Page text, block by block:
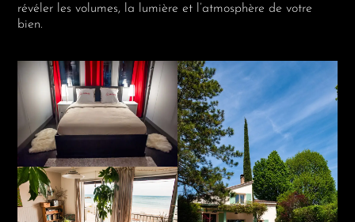
révéler les volumes, la lumière et l’atmosphère de votre
bien.